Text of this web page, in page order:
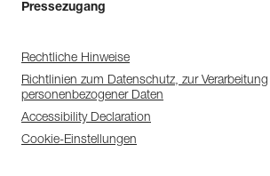
Pressezugang
Rechtliche Hinweise
Richtlinien zum Datenschutz, zur Verarbeitung
personenbezogener Daten
Accessibility Declaration
Cookie-Einstellungen